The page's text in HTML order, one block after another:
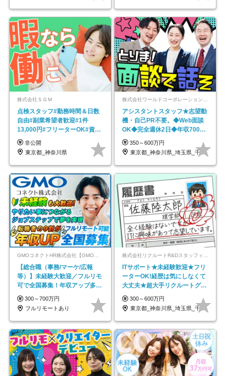
株式会社ＳＧＭ
点検スタッフ#勤務時間＆日数
自由#副業希望者歓迎#1件
13,000円#フリーターOK#資格
スキル不要
非公開
東京都_神奈川県
アシスタントスタッフ★志望動
機・自己PR不要。◆Web面談
OK◆完全週休2日◆年収700万
円可/p13
350～600万円
東京都_神奈川県_埼玉県_千葉県_大阪府…
GMOコネクトHR株式会社【GMOインターネットグループ】
【総合職（事務/マーケ/広報
等）】未経験大歓迎／フルリモ
可で全国募集！年収アップ多数
★年休最大130日★
300～700万円
フルリモートあり
ITサポート★未経験歓迎★フリ
ーターOK!経歴は気にしなくて
大丈夫★超大手リクルートグル
ープの正社員/sg
300～600万円
東京都_神奈川県_埼玉県_千葉県_大阪府…